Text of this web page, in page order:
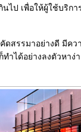
ไป เพื่อให้ผู้ใช้บริก
สรรมาอย่างดี มีค
ำได้อย่างลงตัวหาง่